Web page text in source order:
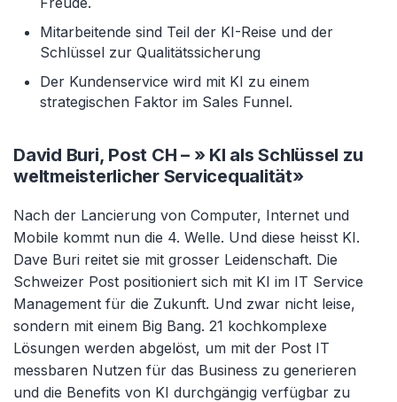
Mitarbeitende sind Teil der KI-Reise und der
Schlüssel zur Qualitätssicherung
Der Kundenservice wird mit KI zu einem
strategischen Faktor im Sales Funnel.
David Buri, Post CH – » KI als Schlüssel zu
weltmeisterlicher Servicequalität»
Nach der Lancierung von Computer, Internet und
Mobile kommt nun die 4. Welle. Und diese heisst KI.
Dave Buri reitet sie mit grosser Leidenschaft. Die
Schweizer Post positioniert sich mit KI im IT Service
Management für die Zukunft. Und zwar nicht leise,
sondern mit einem Big Bang. 21 kochkomplexe
Lösungen werden abgelöst, um mit der Post IT
messbaren Nutzen für das Business zu generieren
und die Benefits von KI durchgängig verfügbar zu